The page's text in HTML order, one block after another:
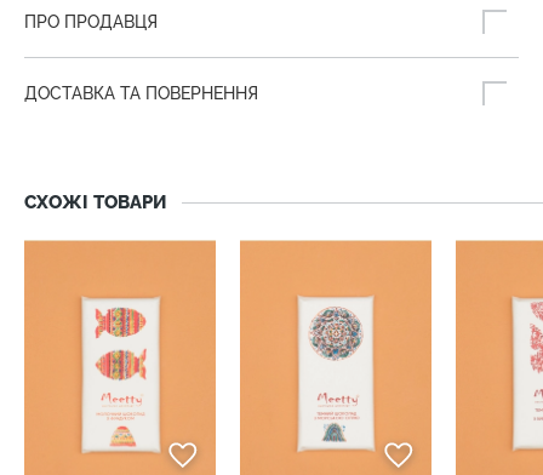
ПРО ПРОДАВЦЯ
ДОСТАВКА ТА ПОВЕРНЕННЯ
СХОЖІ ТОВАРИ